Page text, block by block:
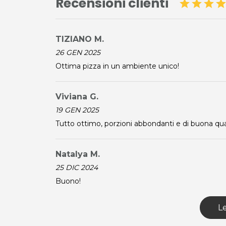
starstarstarstar
TIZIANO M.
26 GEN 2025
Ottima pizza in un ambiente unico!
Viviana G.
19 GEN 2025
Tutto ottimo, porzioni abbondanti e di buona
Natalya M.
25 DIC 2024
Buono!